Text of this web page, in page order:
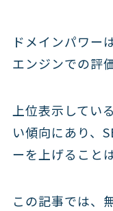
ドメインパワー
エンジンでの評
上位表示してい
い傾向にあり、
ーを上げること
この記事では、